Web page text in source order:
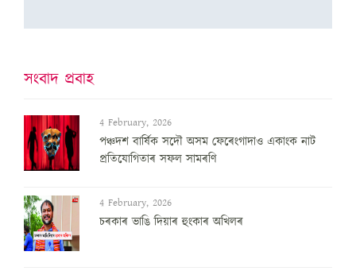
সংবাদ প্ৰবাহ
4 February, 2026
পঞ্চদশ বার্ষিক সদৌ অসম ফেৰেংগাদাও একাংক নাট
প্রতিযোগিতাৰ সফল সামৰণি
4 February, 2026
চৰকাৰ ভাঙি দিয়াৰ হুংকাৰ অখিলৰ